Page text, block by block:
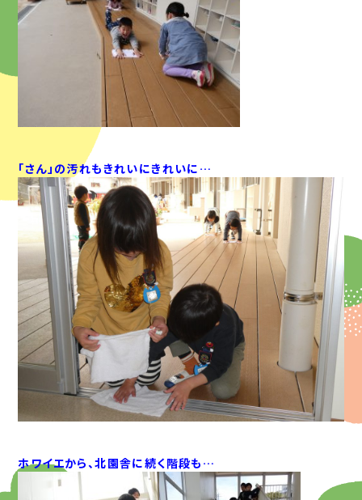
「さん」の汚れもきれいにきれいに…
ホワイエから、北園舎に続く階段も…